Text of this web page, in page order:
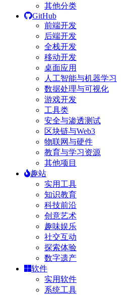
其他分类
GitHub
前端开发
后端开发
全栈开发
移动开发
桌面应用
人工智能与机器学习
数据处理与可视化
游戏开发
工具类
安全与渗透测试
区块链与Web3
物联网与硬件
教育与学习资源
其他项目
趣站
实用工具
知识教育
科技前沿
创意艺术
趣味娱乐
社交互动
探索体验
数字遗产
软件
实用软件
系统工具